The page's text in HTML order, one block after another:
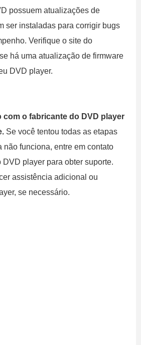
possuem atualizações de
ser instaladas para corrigir bugs
Verifique o site do
há uma atualização de firmware
DVD player.
com o fabricante do DVD player
Se você tentou todas as etapas
não funciona, entre em contato
DVD player para obter suporte.
assistência adicional ou
se necessário.